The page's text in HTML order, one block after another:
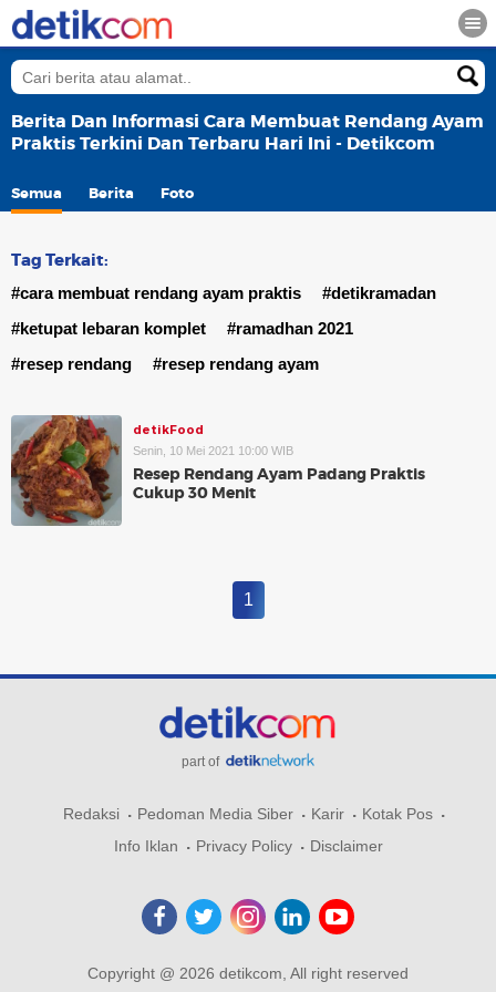
Berita Dan Informasi Cara Membuat Rendang Ayam
Praktis Terkini Dan Terbaru Hari Ini - Detikcom
Semua Berita Foto
Tag Terkait:
#cara membuat rendang ayam praktis
#detikramadan
#ketupat lebaran komplet
#ramadhan 2021
#resep rendang
#resep rendang ayam
detikFood
Senin, 10 Mei 2021 10:00 WIB
Resep Rendang Ayam Padang Praktis
Cukup 30 Menit
1
part of
Redaksi Pedoman Media Siber Karir
Kotak Pos
Info Iklan
Privacy Policy Disclaimer
Copyright @ 2026 detikcom, All right reserved